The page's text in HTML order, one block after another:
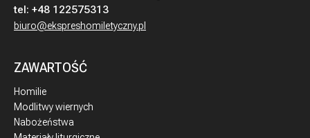
tel: +48 122575313
biuro@ekspreshomiletyczny.pl
ZAWARTOŚĆ
Homilie
Modlitwy wiernych
Nabożeństwa